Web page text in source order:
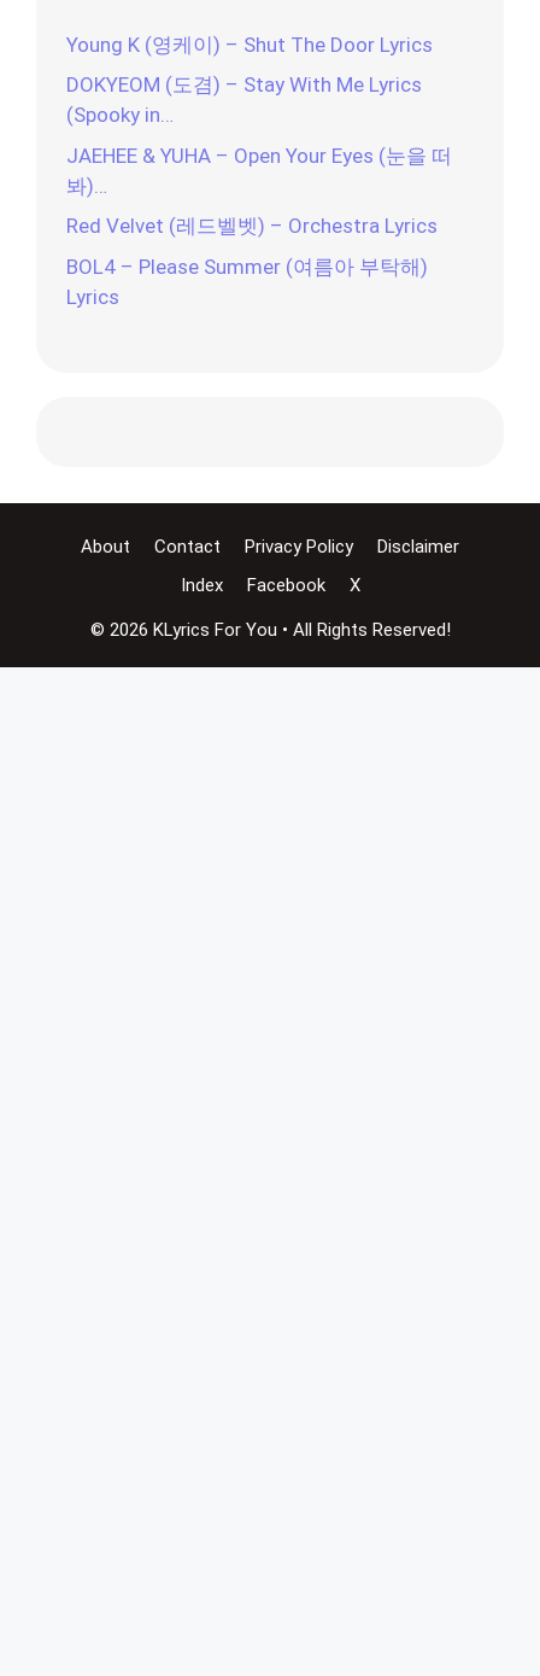
Young K (영케이) – Shut The Door Lyrics
DOKYEOM (도겸) – Stay With Me Lyrics
(Spooky in…
JAEHEE & YUHA – Open Your Eyes (눈을 떠
봐)…
Red Velvet (레드벨벳) – Orchestra Lyrics
BOL4 – Please Summer (여름아 부탁해)
Lyrics
About Contact Privacy Policy
Disclaimer
Index
Facebook X
© 2026 KLyrics For You • All Rights Reserved!